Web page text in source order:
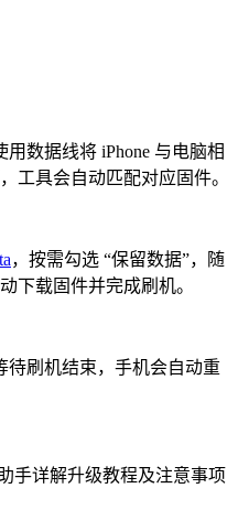
数据线将 iPhone 与电脑相
工具会自动匹配对应固件。
，按需勾选 “保留数据”，随
下载固件并完成刷机。
待刷机结束，手机会自动重